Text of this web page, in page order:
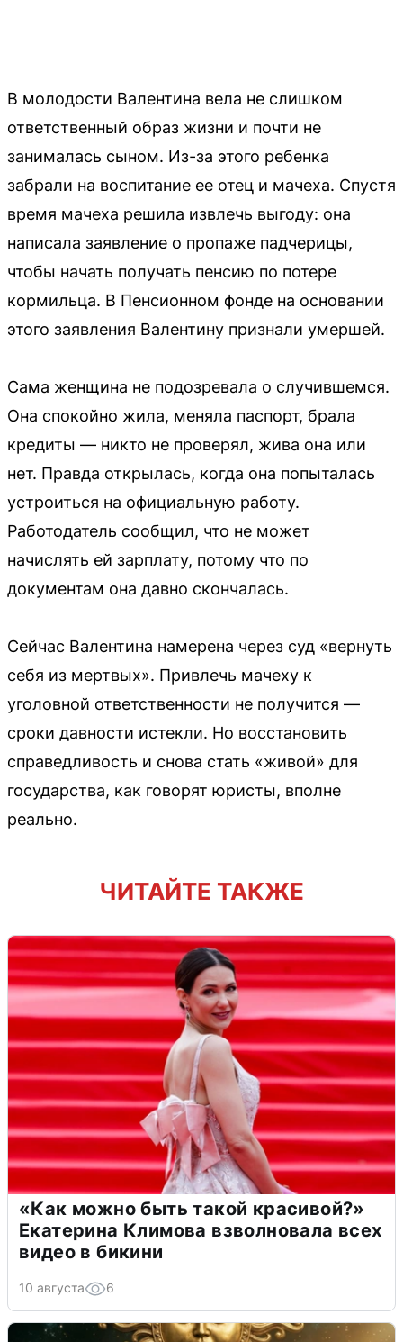
В молодости Валентина вела не слишком
ответственный образ жизни и почти не
занималась сыном. Из-за этого ребенка
забрали на воспитание ее отец и мачеха. Спустя
время мачеха решила извлечь выгоду: она
написала заявление о пропаже падчерицы,
чтобы начать получать пенсию по потере
кормильца. В Пенсионном фонде на основании
этого заявления Валентину признали умершей.
Сама женщина не подозревала о случившемся.
Она спокойно жила, меняла паспорт, брала
кредиты — никто не проверял, жива она или
нет. Правда открылась, когда она попыталась
устроиться на официальную работу.
Работодатель сообщил, что не может
начислять ей зарплату, потому что по
документам она давно скончалась.
Сейчас Валентина намерена через суд «вернуть
себя из мертвых». Привлечь мачеху к
уголовной ответственности не получится —
сроки давности истекли. Но восстановить
справедливость и снова стать «живой» для
государства, как говорят юристы, вполне
реально.
ЧИТАЙТЕ ТАКЖЕ
«Как можно быть такой красивой?»
Екатерина Климова взволновала всех
видео в бикини
10 августа 6